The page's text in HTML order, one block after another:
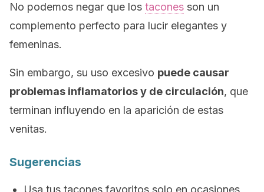
No podemos negar que los tacones son un
complemento perfecto para lucir elegantes y
femeninas.
Sin embargo, su uso excesivo puede causar
problemas inflamatorios y de circulación, que
terminan influyendo en la aparición de estas
venitas.
Sugerencias
Usa tus tacones favoritos solo en ocasiones